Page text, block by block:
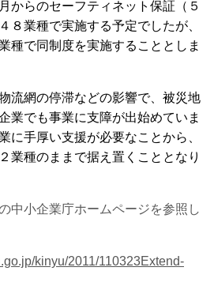
からのセーフティネット保証（５
８業種で実施する予定でしたが、
種で同制度を実施することとしま
流網の停滞などの影響で、被災地
業でも事業に支障が出始めていま
に手厚い支援が必要なことから、
業種のままで据え置くこととなり
中小企業庁ホームページを参照し
kinyu/2011/110323Extend-